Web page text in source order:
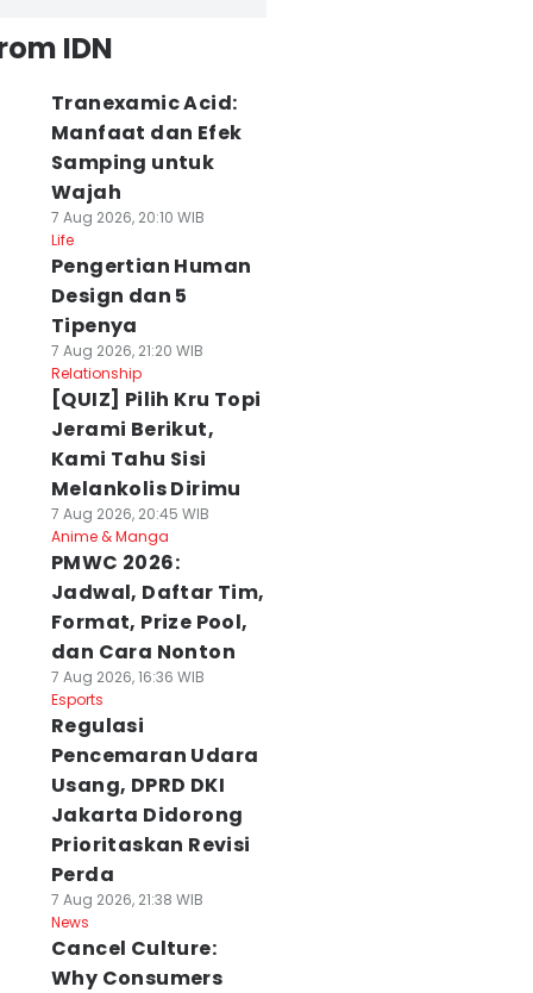
IDN
Tranexamic Acid:
Manfaat dan Efek
Samping untuk
Wajah
7 Aug 2026, 20:10 WIB
Life
Pengertian Human
Design dan 5
Tipenya
7 Aug 2026, 21:20 WIB
Relationship
[QUIZ] Pilih Kru Topi
Jerami Berikut,
Kami Tahu Sisi
Melankolis Dirimu
7 Aug 2026, 20:45 WIB
Anime & Manga
PMWC 2026:
Jadwal, Daftar Tim,
Format, Prize Pool,
dan Cara Nonton
7 Aug 2026, 16:36 WIB
Esports
Regulasi
Pencemaran Udara
Usang, DPRD DKI
Jakarta Didorong
Prioritaskan Revisi
Perda
7 Aug 2026, 21:38 WIB
News
Cancel Culture:
Why Consumers